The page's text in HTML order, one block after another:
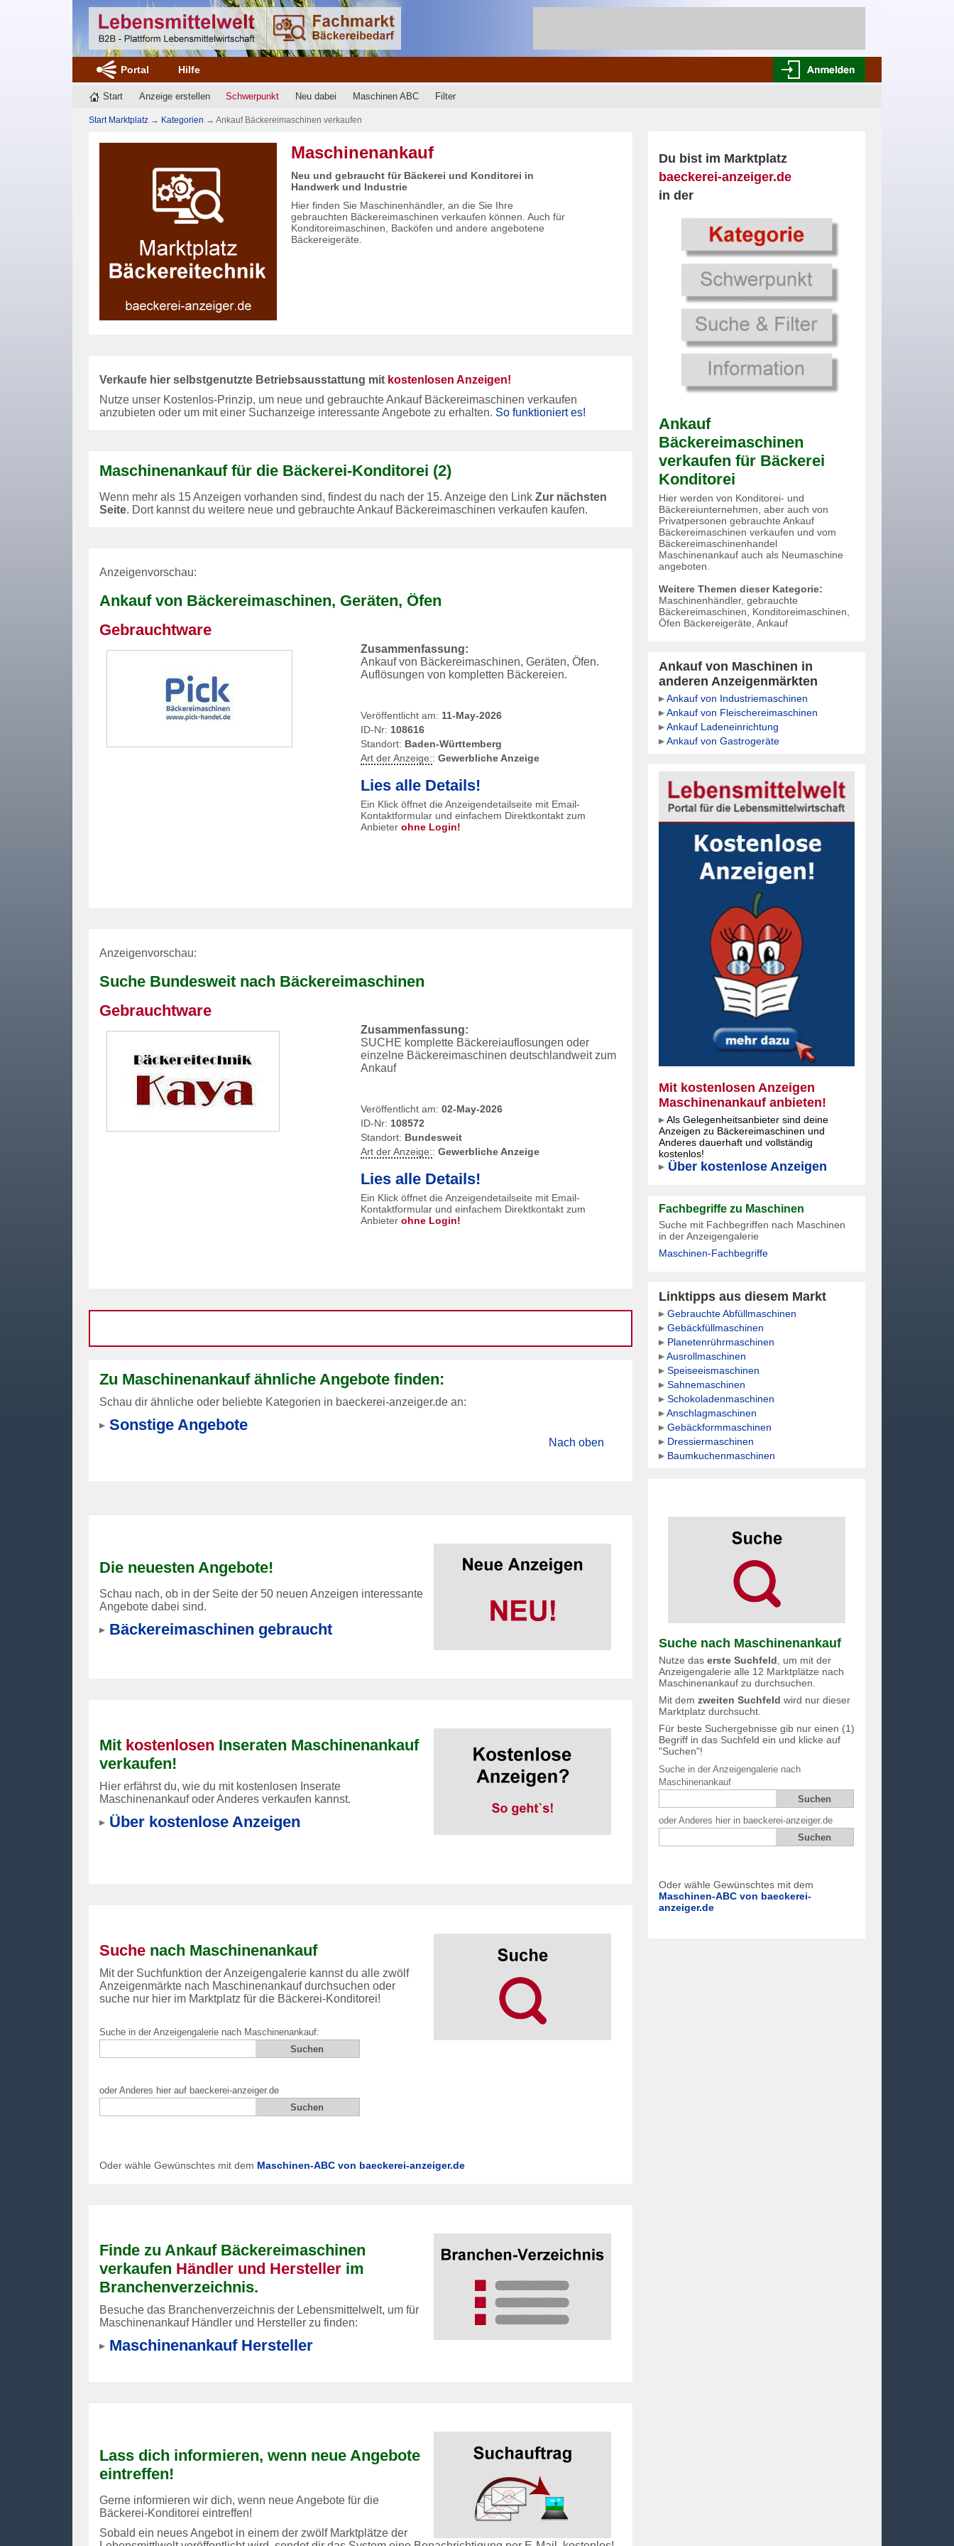
Portal Hilfe
Start Anzeige erstellen Schwerpunkt Neu dabei Maschinen ABC Filter
Du bist im Marktplatz
baeckerei-anzeiger.de
in der
Ankauf
Bäckereimaschinen
verkaufen für Bäckerei
Konditorei
Hier werden von Konditorei- und
Bäckereiunternehmen, aber auch von
Privatpersonen gebrauchte Ankauf
Bäckereimaschinen verkaufen und vom
Bäckereimaschinenhandel
Maschinenankauf auch als Neumaschine
angeboten.
Weitere Themen dieser Kategorie:
Maschinenhändler, gebrauchte
Bäckereimaschinen, Konditoreimaschinen,
Öfen Bäckereigeräte, Ankauf
Ankauf von Maschinen in
anderen Anzeigenmärkten
Ankauf von Industriemaschinen
Ankauf von Fleischereimaschinen
Ankauf Ladeneinrichtung
Ankauf von Gastrogeräte
Mit kostenlosen Anzeigen
Maschinenankauf anbieten!
Als Gelegenheitsanbieter sind deine
Anzeigen zu Bäckereimaschinen und
Anderes dauerhaft und vollständig
kostenlos!
Über kostenlose Anzeigen
Fachbegriffe zu Maschinen
Suche mit Fachbegriffen nach Maschinen
in der Anzeigengalerie
Maschinen-Fachbegriffe
Linktipps aus diesem Markt
Gebrauchte Abfüllmaschinen
Gebäckfüllmaschinen
Planetenrührmaschinen
Ausrollmaschinen
Speiseeismaschinen
Sahnemaschinen
Schokoladenmaschinen
Anschlagmaschinen
Gebäckformmaschinen
Dressiermaschinen
Baumkuchenmaschinen
Suche nach Maschinenankauf
Nutze das erste Suchfeld , um mit der
Anzeigengalerie alle 12 Marktplätze nach
Maschinenankauf zu durchsuchen.
Mit dem zweiten Suchfeld wird nur dieser
Marktplatz durchsucht.
Für beste Suchergebnisse gib nur einen (1)
Begriff in das Suchfeld ein und klicke auf
"Suchen"!
Suche in der Anzeigengalerie nach
Maschinenankauf
oder Anderes hier in baeckerei-anzeiger.de
Oder wähle Gewünschtes mit dem
Maschinen-ABC von baeckerei-
anzeiger.de
Start Marktplatz → Kategorien → Ankauf Bäckereimaschinen verkaufen
Maschinenankauf
Neu und gebraucht für Bäckerei und Konditorei in
Handwerk und Industrie
Hier finden Sie Maschinenhändler, an die Sie Ihre
gebrauchten Bäckereimaschinen verkaufen können. Auch für
Konditoreimaschinen, Backöfen und andere angebotene
Bäckereigeräte.
Verkaufe hier selbstgenutzte Betriebsausstattung mit kostenlosen Anzeigen!
Nutze unser Kostenlos-Prinzip, um neue und gebrauchte Ankauf Bäckereimaschinen verkaufen
anzubieten oder um mit einer Suchanzeige interessante Angebote zu erhalten. So funktioniert es!
Maschinenankauf für die Bäckerei-Konditorei (2)
Wenn mehr als 15 Anzeigen vorhanden sind, findest du nach der 15. Anzeige den Link Zur nächsten
Seite. Dort kannst du weitere neue und gebrauchte Ankauf Bäckereimaschinen verkaufen kaufen.
Anzeigenvorschau:
Ankauf von Bäckereimaschinen, Geräten, Öfen
Gebrauchtware
Zusammenfassung:
Ankauf von Bäckereimaschinen, Geräten, Öfen.
Auflösungen von kompletten Bäckereien.
Veröffentlicht am: 11-May-2026
ID-Nr: 108616
Standort: Baden-Württemberg
Art der Anzeige:: Gewerbliche Anzeige
Lies alle Details!
Ein Klick öffnet die Anzeigendetailseite mit Email-
Kontaktformular und einfachem Direktkontakt zum
Anbieter ohne Login!
Anzeigenvorschau:
Suche Bundesweit nach Bäckereimaschinen
Gebrauchtware
Zusammenfassung:
SUCHE komplette Bäckereiauflosungen oder
einzelne Bäckereimaschinen deutschlandweit zum
Ankauf
Veröffentlicht am: 02-May-2026
ID-Nr: 108572
Standort: Bundesweit
Art der Anzeige:: Gewerbliche Anzeige
Lies alle Details!
Ein Klick öffnet die Anzeigendetailseite mit Email-
Kontaktformular und einfachem Direktkontakt zum
Anbieter ohne Login!
Zu Maschinenankauf ähnliche Angebote finden:
Schau dir ähnliche oder beliebte Kategorien in baeckerei-anzeiger.de an:
Sonstige Angebote
Nach oben
Die neuesten Angebote!
Schau nach, ob in der Seite der 50 neuen Anzeigen interessante
Angebote dabei sind.
Bäckereimaschinen gebraucht
Mit kostenlosen Inseraten Maschinenankauf
verkaufen!
Hier erfährst du, wie du mit kostenlosen Inserate
Maschinenankauf oder Anderes verkaufen kannst.
Über kostenlose Anzeigen
Suchenach Maschinenankauf
Mit der Suchfunktion der Anzeigengalerie kannst du alle zwölf
Anzeigenmärkte nach Maschinenankauf durchsuchen oder
suche nur hier im Marktplatz für die Bäckerei-Konditorei!
Suche in der Anzeigengalerie nach Maschinenankauf:
oder Anderes hier auf baeckerei-anzeiger.de
Oder wähle Gewünschtes mit dem Maschinen-ABC von baeckerei-anzeiger.de
Finde zu Ankauf Bäckereimaschinen
verkaufen Händler und Herstellerim
Branchenverzeichnis.
Besuche das Branchenverzeichnis der Lebensmittelwelt, um für
Maschinenankauf Händler und Hersteller zu finden:
Maschinenankauf Hersteller
Lass dich informieren, wenn neue Angebote
eintreffen!
Gerne informieren wir dich, wenn neue Angebote für die
Bäckerei-Konditorei eintreffen!
Sobald ein neues Angebot in einem der zwölf Marktplätze der